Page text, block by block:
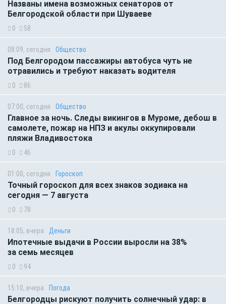
Названы имена возможных сенаторов от
Белгородской области при Шуваеве
0 58
08:09, сегодня Общество
Под Белгородом пассажиры автобуса чуть не
отравились и требуют наказать водителя
0 86
07:00, сегодня Общество
Главное за ночь. Следы викингов в Муроме, дебош в
самолете, пожар на НПЗ и акулы оккупировали
пляжи Владивостока
0 46
01:00, сегодня Гороскоп
Точный гороскоп для всех знаков зодиака на
сегодня — 7 августа
0 78
18:05, вчера Деньги
Ипотечные выдачи в России выросли на 38%
за семь месяцев
0 94
15:10, вчера Погода
Белгородцы рискуют получить солнечный удар: в